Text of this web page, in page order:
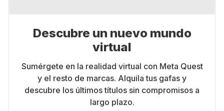
Descubre un nuevo mundo
virtual
Sumérgete en la realidad virtual con Meta Quest
y el resto de marcas. Alquila tus gafas y
descubre los últimos títulos sin compromisos a
largo plazo.